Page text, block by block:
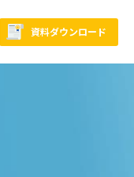
資料ダウンロード